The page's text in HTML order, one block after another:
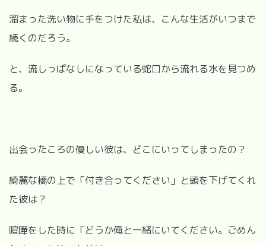
溜まった洗い物に手をつけた私は、こんな生活がいつまで
続くのだろう。
と、流しっぱなしになっている蛇口から流れる水を見つめ
る。
出会ったころの優しい彼は、どこにいってしまったの？
綺麗な橋の上で「付き合ってください」と頭を下げてくれ
た彼は？
喧嘩をした時に「どうか俺と一緒にいてください。ごめん